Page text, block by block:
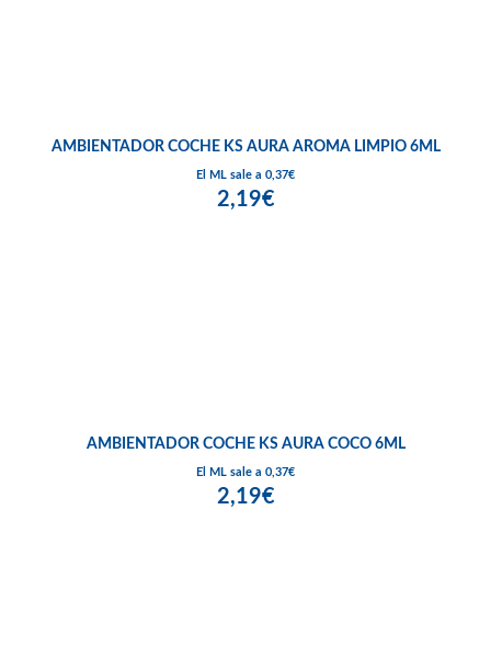
AMBIENTADOR COCHE KS AURA AROMA LIMPIO 6ML
El ML sale a 0,37€
2,19€
AMBIENTADOR COCHE KS AURA COCO 6ML
El ML sale a 0,37€
2,19€